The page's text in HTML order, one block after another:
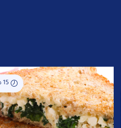
15 دقيقة